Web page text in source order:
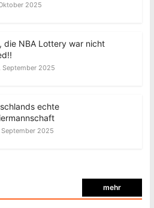
2025
die NBA Lottery war nicht
September 2025
echte
September 2025
mehr